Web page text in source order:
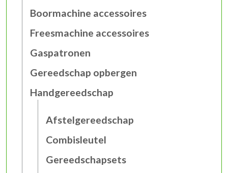
Boormachine accessoires
Freesmachine accessoires
Gaspatronen
Gereedschap opbergen
Handgereedschap
Afstelgereedschap
Combisleutel
Gereedschapsets